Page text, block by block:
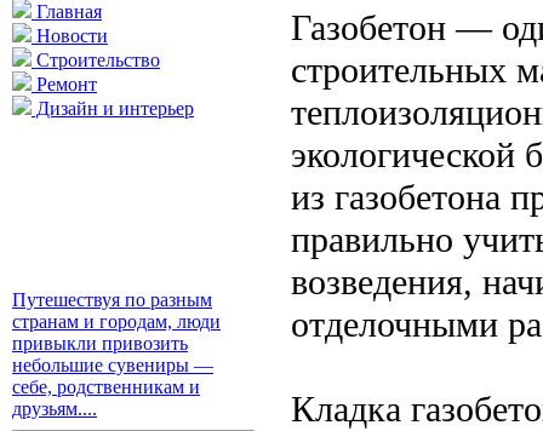
Главная
Новости
Строительство
Ремонт
Дизайн и интерьер
Путешествуя по разным
странам и городам, люди
привыкли привозить
небольшие сувениры —
себе, родственникам и
друзьям....
Газобетон —
строительных
экологической
из газобетона
правильно
возведения,
отделочными
Кладка